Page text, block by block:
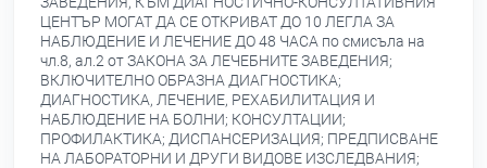
ЦЕНТЪР МОГАТ ДА СЕ ОТКРИВАТ ДО 10 ЛЕГЛА ЗА
НАБЛЮДЕНИЕ И ЛЕЧЕНИЕ ДО 48 ЧАСА по смисъла на
чл.8, ал.2 от ЗАКОНА ЗА ЛЕЧЕБНИТЕ ЗАВЕДЕНИЯ;
ВКЛЮЧИТЕЛНО ОБРАЗНА ДИАГНОСТИКА;
ДИАГНОСТИКА, ЛЕЧЕНИЕ, РЕХАБИЛИТАЦИЯ И
НАБЛЮДЕНИЕ НА БОЛНИ; КОНСУЛТАЦИИ;
ПРОФИЛАКТИКА; ДИСПАНСЕРИЗАЦИЯ; ПРЕДПИСВАНЕ
НА ЛАБОРАТОРНИ И ДРУГИ ВИДОВЕ ИЗСЛЕДВАНИЯ;